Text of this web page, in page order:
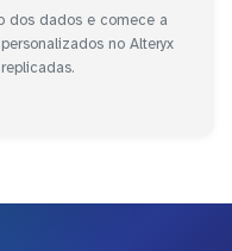
dos dados e comece a
no Alteryx